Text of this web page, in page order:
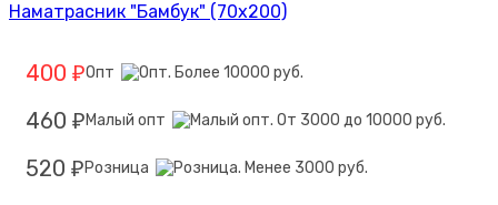
Наматрасник "Бамбук" (70х200)
400 ₽Опт
460 ₽ Малый опт
520 ₽ Розница